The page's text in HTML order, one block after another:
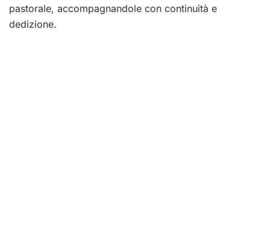
pastorale, accompagnandole con continuità e
dedizione.